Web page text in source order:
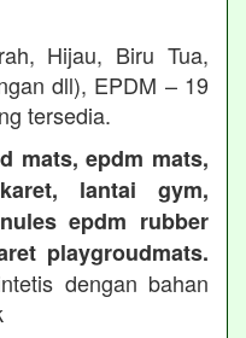
Hijau, Biru Tua,
dll), EPDM – 19
tersedia.
mats, epdm mats,
lantai gym,
epdm rubber
playgroudmats.
dengan bahan